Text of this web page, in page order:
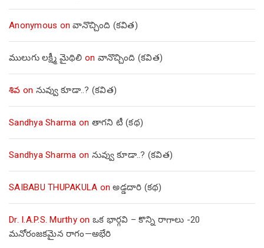
Anonymous onవానొచ్చింది (కవిత)
ములుగు లక్ష్మీ మైథిలి on వానొచ్చింది (కవిత)
శివ on నువ్వు కూడా..? (కవిత)
Sandhya Sharma on తాగని టీ (కథ)
Sandhya Sharma on నువ్వు కూడా..? (కవిత)
SAIBABU THUPAKULA onఅడ్డదారి (కథ)
Dr. I.A.P.S. Murthyon ఒక భార్గవి – కొన్ని రాగాలు -20
మనోరంజకమైన రాగం—అభేరి